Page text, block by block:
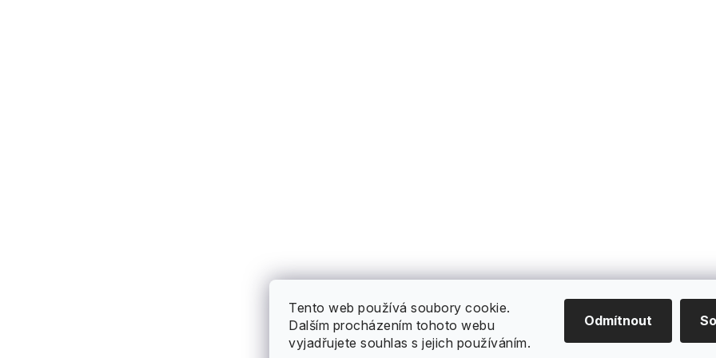
Tento web používá soubory cookie.
Dalším procházením tohoto webu
vyjadřujete souhlas s jejich používáním.
Odmítnout